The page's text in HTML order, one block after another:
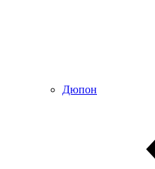
Дюпон